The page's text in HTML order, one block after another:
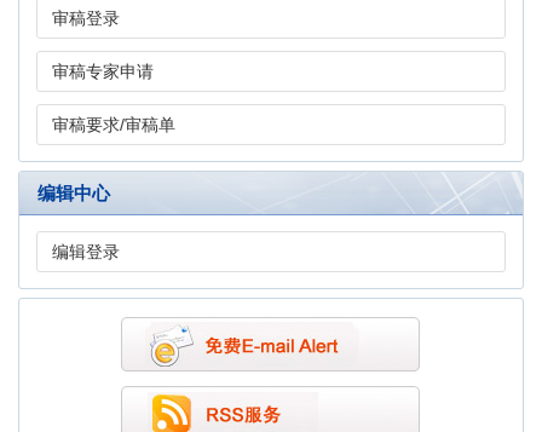
审稿登录
审稿专家申请
审稿要求/审稿单
编辑中心
编辑登录